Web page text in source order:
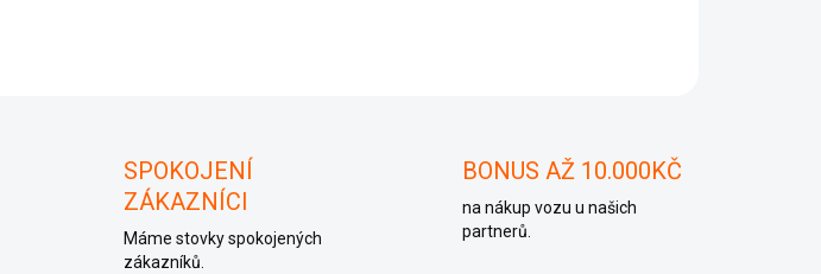
SPOKOJENÍ
ZÁKAZNÍCI
Máme stovky spokojených
zákazníků.
BONUS AŽ 10.000KČ
na nákup vozu u našich
partnerů.